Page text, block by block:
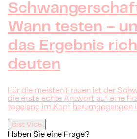
Wann testen –
das Ergebnis
deuten
Für die meisten Frauen ist der
die erste echte Antwort auf eine
tagelang im Kopf herumgegangen
číst více
Haben Sie eine Frage?